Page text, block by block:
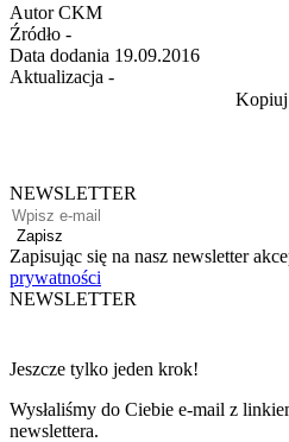
Autor CKM
Źródło -
Data dodania 19.09.2016
Aktualizacja -
NEWSLETTER
Zapisz
Zapisując się na nasz newsletter
prywatności
NEWSLETTER
Jeszcze tylko jeden krok!
Wysłaliśmy do Ciebie e-mail z
newslettera.